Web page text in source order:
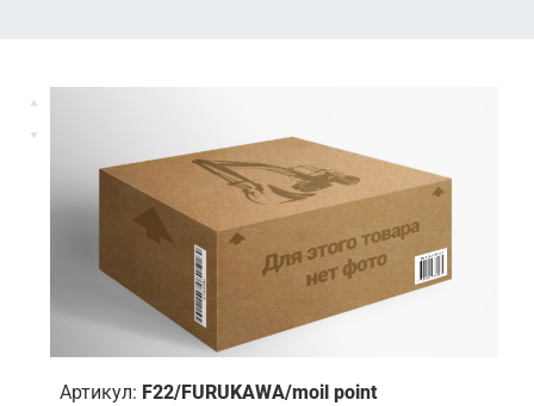
Артикул: F22/FURUKAWA/moil point